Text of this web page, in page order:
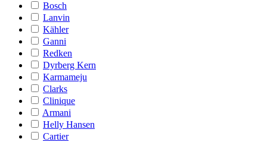
Bosch
Lanvin
Kähler
Ganni
Redken
Dyrberg Kern
Karmameju
Clarks
Clinique
Armani
Helly Hansen
Cartier